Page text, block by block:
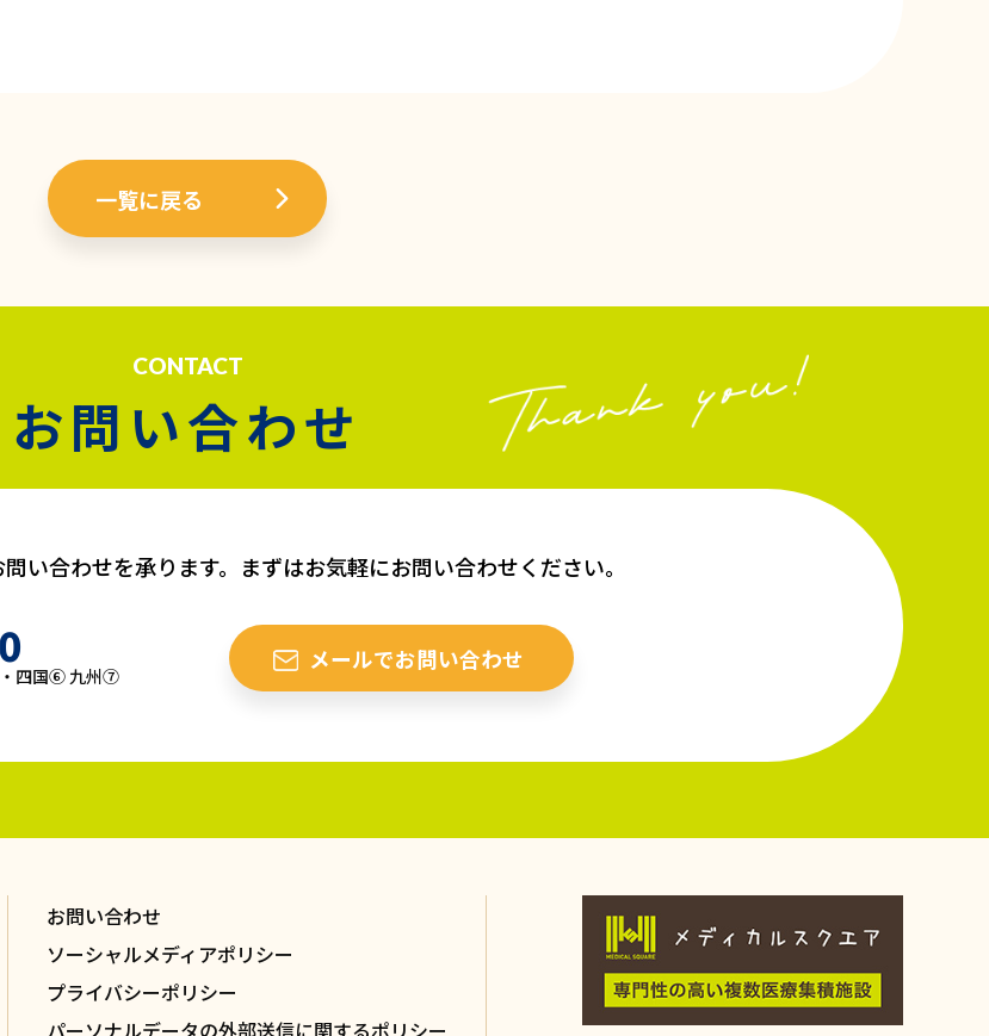
一覧に戻る
CONTACT
お問い合わせ
い合わせを承ります。まずはお気軽にお問い合わせください。
四国⑥ 九州⑦
メールでお問い合わせ
お問い合わせ
ソーシャルメディアポリシー
プライバシーポリシー